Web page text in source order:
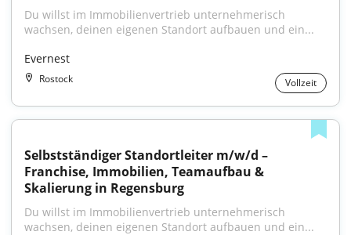
Du willst im Immobilienvertrieb unternehmerisch
wachsen, deinen eigenen Standort aufbauen und ein...
Evernest
Rostock Vollzeit
Selbstständiger Standortleiter m/w/d –
Franchise, Immobilien, Teamaufbau &
Skalierung in Regensburg
Du willst im Immobilienvertrieb unternehmerisch
wachsen, deinen eigenen Standort aufbauen und ein...